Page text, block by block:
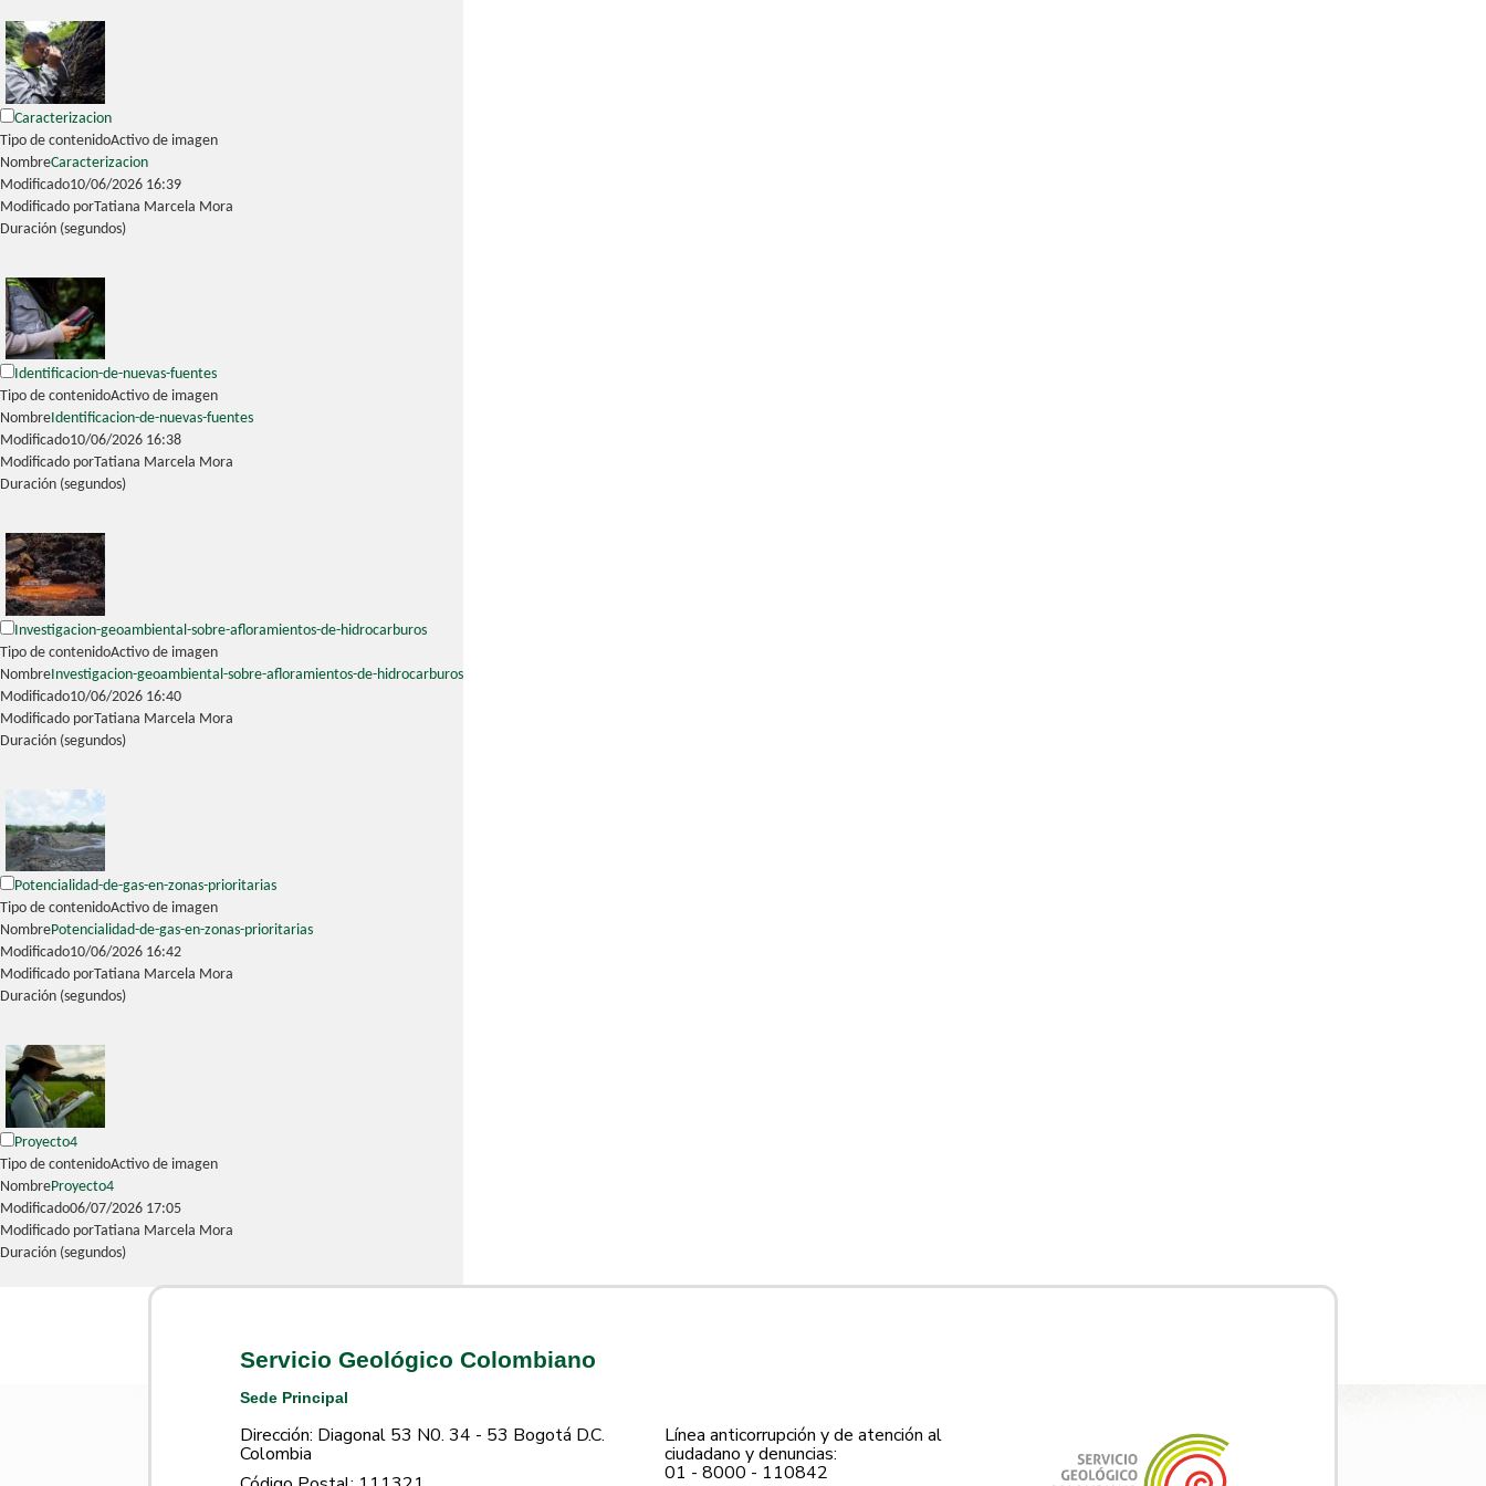
Caracterizacion
Tipo de contenidoActivo de imagen
NombreCaracterizacion
Modificado10/06/2026 16:39
Modificado porTatiana Marcela Mora
Duración (segundos)
Identificacion-de-nuevas-fuentes
Tipo de contenidoActivo de imagen
NombreIdentificacion-de-nuevas-fuentes
Modificado10/06/2026 16:38
Modificado porTatiana Marcela Mora
Duración (segundos)
Investigacion-geoambiental-sobre-afloramientos-de-hidrocarburos
Tipo de contenidoActivo de imagen
Nombre Investigacion-geoambiental-sobre-afloramientos-de-hidrocarburos
Modificado10/06/2026 16:40
Modificado porTatiana Marcela Mora
Duración (segundos)
Potencialidad-de-gas-en-zonas-prioritarias
Tipo de contenidoActivo de imagen
NombrePotencialidad-de-gas-en-zonas-prioritarias
Modificado10/06/2026 16:42
Modificado porTatiana Marcela Mora
Duración (segundos)
Proyecto4
Tipo de contenidoActivo de imagen
NombreProyecto4
Modificado06/07/2026 17:05
Modificado porTatiana Marcela Mora
Duración (segundos)
Servicio Geológico Colombiano
Sede Principal
Dirección: Diagonal 53 N0. 34 - 53 Bogotá D.C.
Colombia
Línea anticorrupción y de atención al
ciudadano y denuncias:
01 - 8000 - 110842